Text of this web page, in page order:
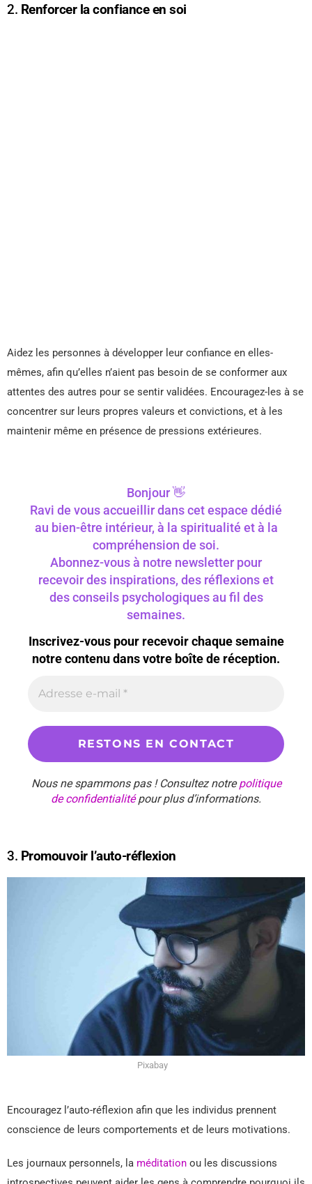
2. Renforcer la confiance en soi
Aidez les personnes à développer leur confiance en elles-
mêmes, afin qu’elles n’aient pas besoin de se conformer aux
attentes des autres pour se sentir validées. Encouragez-les à se
concentrer sur leurs propres valeurs et convictions, et à les
maintenir même en présence de pressions extérieures.
Bonjour 👋
Ravi de vous accueillir dans cet espace dédié
au bien-être intérieur, à la spiritualité et à la
compréhension de soi.
Abonnez-vous à notre newsletter pour
recevoir des inspirations, des réflexions et
des conseils psychologiques au fil des
semaines.
Inscrivez-vous pour recevoir chaque semaine
notre contenu dans votre boîte de réception.
Nous ne spammons pas ! Consultez notrepolitique
de confidentialitépour plus d’informations.
3. Promouvoir l’auto-réflexion
Pixabay
Encouragez l’auto-réflexion afin que les individus prennent
conscience de leurs comportements et de leurs motivations.
Les journaux personnels, la méditation ou les discussions